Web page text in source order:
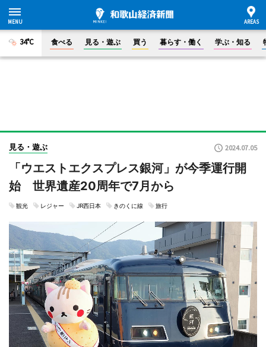
34°C 食べる 見る・遊ぶ 買う 暮らす・働く 学ぶ・知る
見る・遊ぶ 2024.07.05
「ウエストエクスプレス銀河」が今季運行開
始 世界遺産20周年で7月から
観光 レジャー JR西日本 きのくに線 旅行